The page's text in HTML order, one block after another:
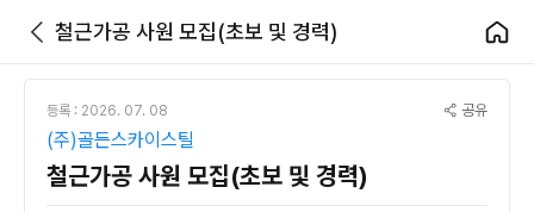
철근가공 사원 모집(초보 및 경력)
등록 : 2026. 07. 08 공유
(주)골든스카이스틸
철근가공 사원 모집(초보 및 경력)